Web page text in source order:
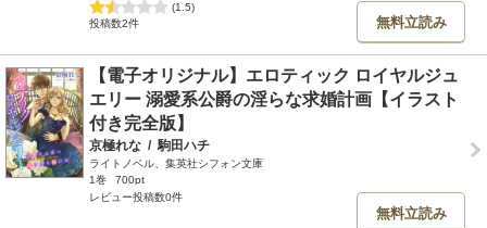
(1.5)
投稿数2件
無料立読み
【電子オリジナル】エロティック ロイヤルジュ
エリー 溺愛系公爵の淫らな求婚計画【イラスト
付き完全版】
京極れな / 駒田ハチ
ライトノベル、集英社シフォン文庫
1巻
700pt
レビュー投稿数0件
無料立読み